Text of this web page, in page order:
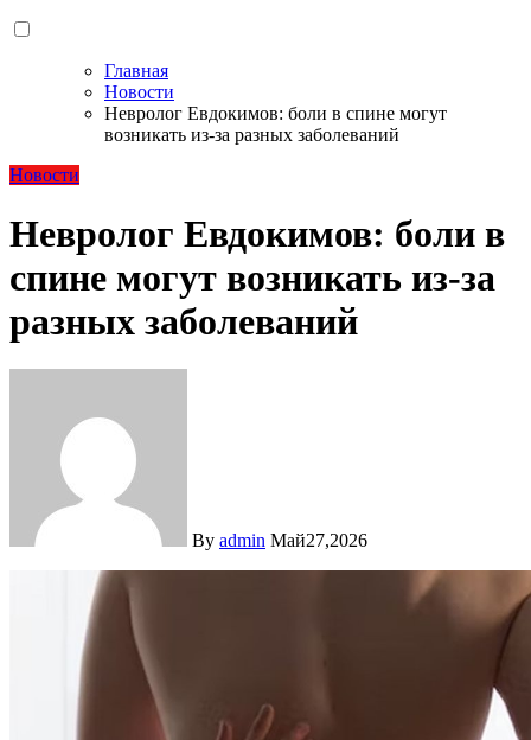
Главная
Новости
Невролог Евдокимов: боли в спине могут
возникать из-за разных заболеваний
Новости
Невролог Евдокимов: боли в
спине могут возникать из-за
разных заболеваний
By admin Май27,2026